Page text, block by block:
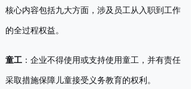
核心内容包括九大方面，涉及员工从入职到工作
的全过程权益。
童工 ：企业不得使用或支持使用童工，并有责任
采取措施保障儿童接受义务教育的权利。